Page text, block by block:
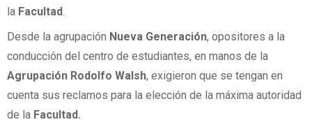
la Facultad.
Desde la agrupación Nueva Generación, opositores a la
conducción del centro de estudiantes, en manos de la
Agrupación Rodolfo Walsh, exigieron que se tengan en
cuenta sus reclamos para la elección de la máxima autoridad
de la Facultad.